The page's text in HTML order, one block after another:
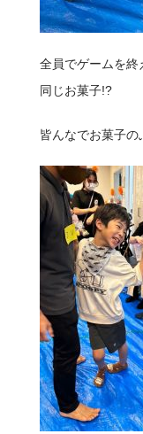
全員でゲームを終
同じお菓子!?
皆んなでお菓子の